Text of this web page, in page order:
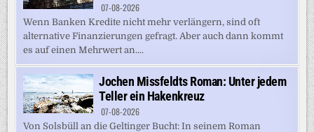
07-08-2026
Wenn Banken Kredite nicht mehr verlängern, sind oft
alternative Finanzierungen gefragt. Aber auch dann kommt
es auf einen Mehrwert an....
Jochen Missfeldts Roman: Unter jedem
Teller ein Hakenkreuz
07-08-2026
Von Solsbüll an die Geltinger Bucht: In seinem Roman